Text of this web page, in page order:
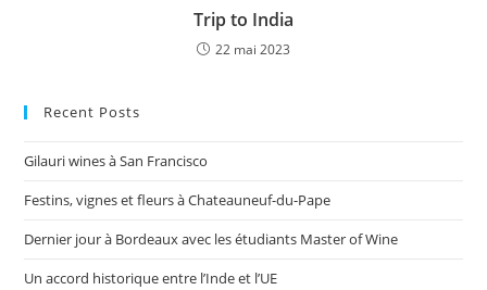
Trip to India
22 mai 2023
Recent Posts
Gilauri wines à San Francisco
Festins, vignes et fleurs à Chateauneuf-du-Pape
Dernier jour à Bordeaux avec les étudiants Master of Wine
Un accord historique entre l’Inde et l’UE